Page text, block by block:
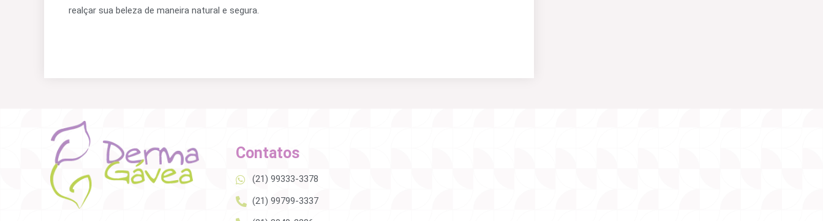
realçar sua beleza de maneira natural e segura.
Contatos
(21) 99333-3378
(21) 99799-3337